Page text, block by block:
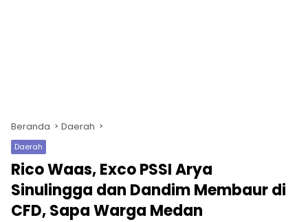
Beranda Daerah
Daerah
Rico Waas, Exco PSSI Arya
Sinulingga dan Dandim Membaur di
CFD, Sapa Warga Medan